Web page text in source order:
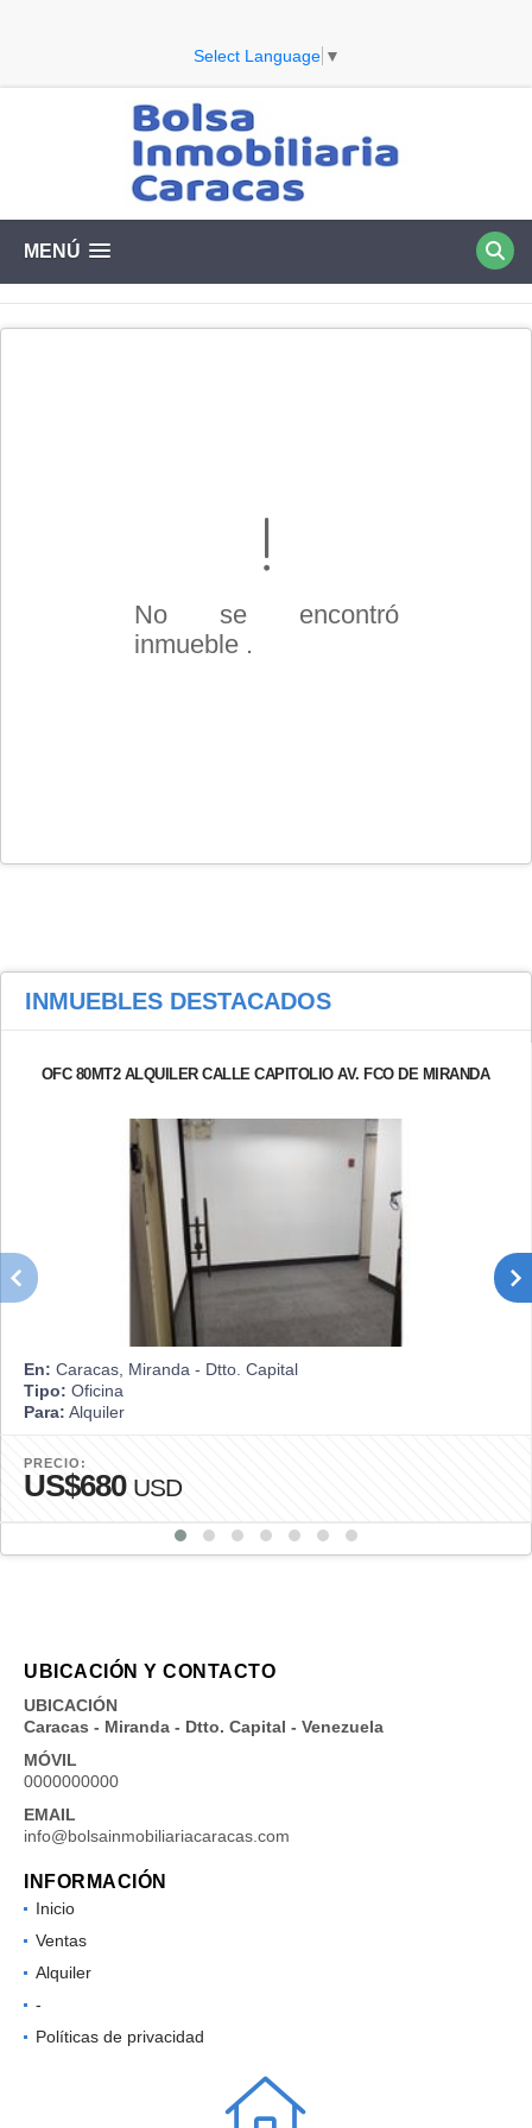
Select Language ▼
MENÚ
No se encontró
inmueble .
INMUEBLES DESTACADOS
OFC 80MT2 ALQUILER CALLE CAPITOLIO AV. FCO DE MIRANDA
En: Caracas, Miranda - Dtto. Capital
Tipo: Oficina
Para: Alquiler
PRECIO:
US$680 USD
UBICACIÓN Y CONTACTO
UBICACIÓN
Caracas - Miranda - Dtto. Capital - Venezuela
MÓVIL
0000000000
EMAIL
info@bolsainmobiliariacaracas.com
INFORMACIÓN
Inicio
Ventas
Alquiler
-
Políticas de privacidad